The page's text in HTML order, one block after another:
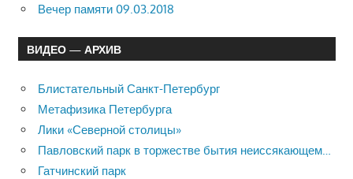
Вечер памяти 09.03.2018
ВИДЕО — АРХИВ
Блистательный Санкт-Петербург
Метафизика Петербурга
Лики «Северной столицы»
Павловский парк в торжестве бытия неиссякающем…
Гатчинский парк